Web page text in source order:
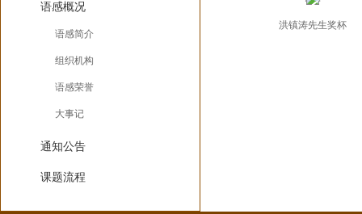
语感概况
语感简介
组织机构
语感荣誉
大事记
通知公告
课题流程
洪镇涛先生奖杯